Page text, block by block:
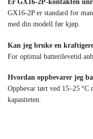
Er GX16-2P-kontakten
GX16-2P er standard for
med din modell før kjøp.
Kan jeg bruke en
For optimal batterilevetid
Hvordan oppbevarer jeg
Oppbevar tørt ved 15–25 °C
kapasiteten.